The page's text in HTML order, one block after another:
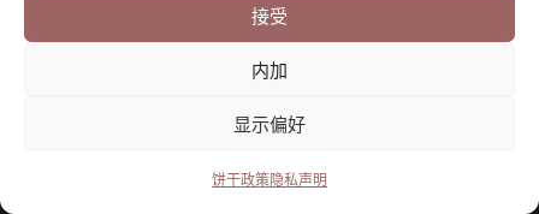
接受
内加
显示偏好
饼干政策隐私声明
饼干政策
隐私声明